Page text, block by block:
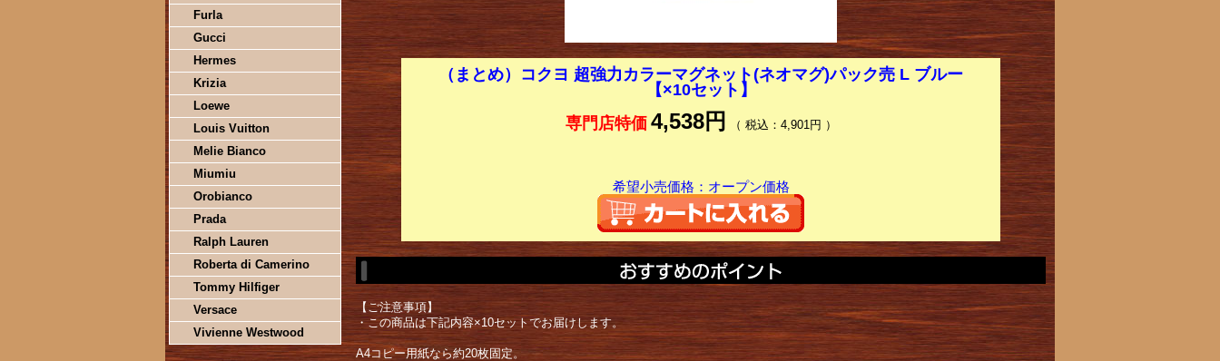
Furla
Gucci
Hermes
Krizia
Loewe
Louis Vuitton
Melie Bianco
Miumiu
Orobianco
Prada
Ralph Lauren
Roberta di Camerino
Tommy Hilfiger
Versace
Vivienne Westwood
（まとめ）コクヨ 超強力カラーマグネット(ネオマグ)パック売 L ブルー
【×10セット】
専門店特価 4,538円 （ 税込：4,901円 ）
希望小売価格：オープン価格
【ご注意事項】
・この商品は下記内容×10セットでお届けします。
A4コピー用紙なら約20枚固定。